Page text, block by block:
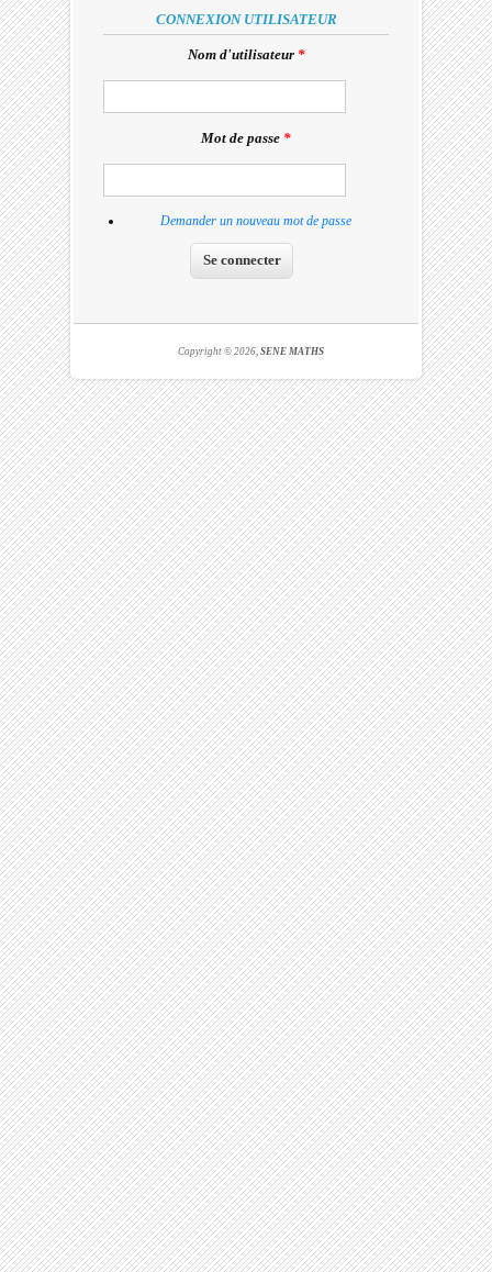
CONNEXION UTILISATEUR
Nom d'utilisateur *
Mot de passe *
Demander un nouveau mot de passe
Copyright © 2026,SENE MATHS